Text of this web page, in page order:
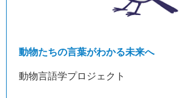
動物たちの言葉がわかる未来へ
動物言語学プロジェクト